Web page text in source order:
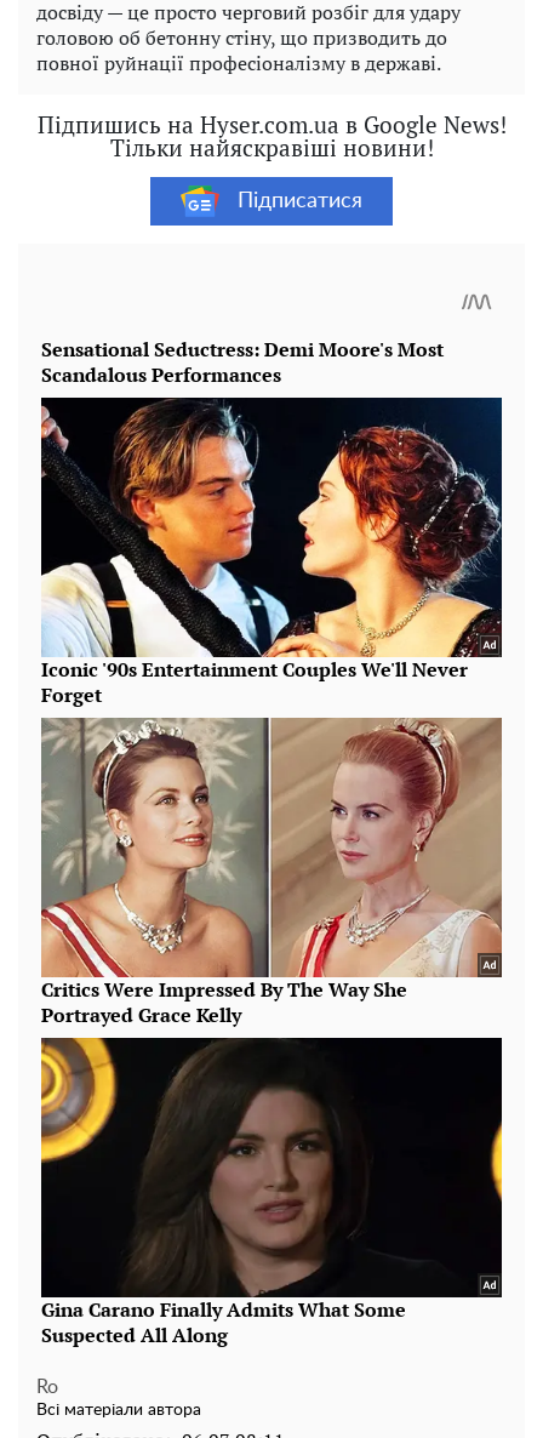
досвіду — це просто черговий розбіг для удару
головою об бетонну стіну, що призводить до
повної руйнації професіоналізму в державі.
Підпишись на Hyser.com.ua в Google News!
Тільки найяскравіші новини!
Підписатися
Ro
Всі матеріали автора